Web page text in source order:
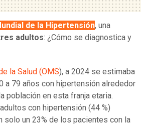
de la Hipertensión, una
adultos: ¿Cómo se diagnostica y
la Salud (OMS), a 2024 se estimaba
a 79 años con hipertensión alrededor
población en esta franja etaria.
con hipertensión (44 %)
solo un 23% de los pacientes con la